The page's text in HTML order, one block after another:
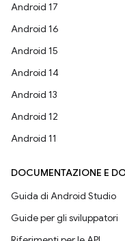
Android 17
Android 16
Android 15
Android 14
Android 13
Android 12
Android 11
DOCUMENTAZIONE E
Guida di Android Studio
Guide per gli sviluppatori